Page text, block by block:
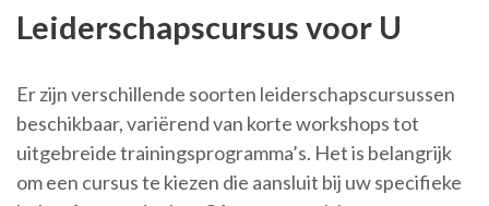
Leiderschapscursus voor U
Er zijn verschillende soorten leiderschapscursussen
beschikbaar, variërend van korte workshops tot
uitgebreide trainingsprogramma’s. Het is belangrijk
om een cursus te kiezen die aansluit bij uw specifieke